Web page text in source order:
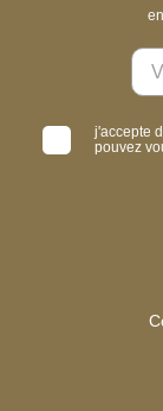
j'accepte
pouvez